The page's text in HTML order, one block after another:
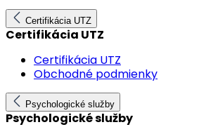
Certifikácia UTZ
Certifikácia UTZ
Certifikácia UTZ
Obchodné podmienky
Psychologické služby
Psychologické služby